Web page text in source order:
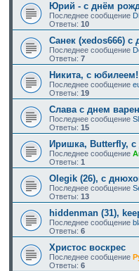
Юрий - с днём
Последнее сообщение
Ответы:10
Санек (xedos666) с
Последнее сообщение
Ответы:7
Никита, с юбилеем!
Последнее сообщение
Ответы:19
Слава с днем
Последнее сообщение
Ответы:15
Иришка, Butterfly,
Последнее сообщение
Ответы:1
Olegik (26), с
Последнее сообщение
Ответы:13
hiddenman (31),
Последнее сообщение
Ответы:6
Христос воскрес
Последнее сообщение
Ответы:6